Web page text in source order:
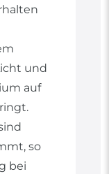
und
auf
so
bei